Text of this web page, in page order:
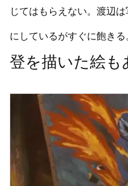
じてはもらえない。渡辺
にしているがすぐに飽きる
登を描いた絵も